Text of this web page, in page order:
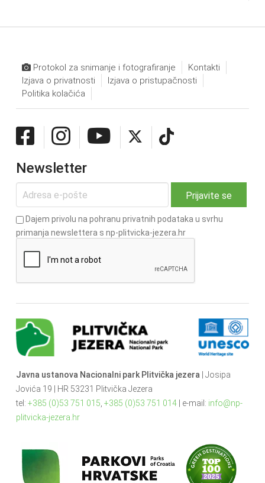
Protokol za snimanje i fotografiranje
Kontakti
Izjava o privatnosti
Izjava o pristupačnosti
Politika kolačića
Newsletter
Dajem privolu na pohranu privatnih podataka u svrhu
primanja newslettera s np-plitvicka-jezera.hr
Javna ustanova Nacionalni park Plitvička jezera | Josipa
Jovića 19 | HR 53231 Plitvička Jezera
tel: +385 (0)53 751 015 +385 (0)53 751 014| e-mail: info@np-
plitvicka-jezera.hr